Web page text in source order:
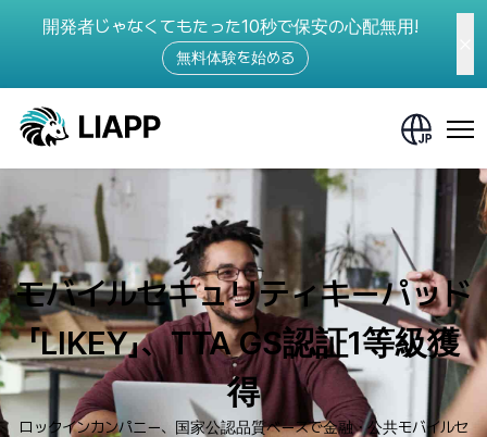
開発者じゃなくてもたった10秒で保安の心配無用!
無料体験を始める
モバイルセキュリティキーパッド
「LIKEY」、TTA GS認証1等級獲
得
ロックインカンパニー、国家公認品質ベースで金融・公共モバイルセ